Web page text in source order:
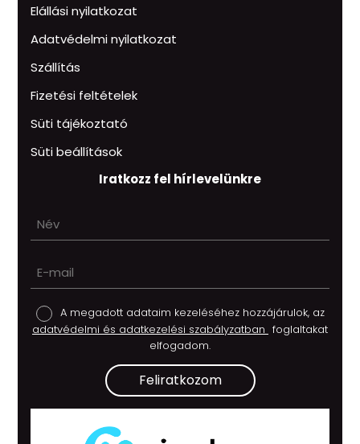
Elállási nyilatkozat
Adatvédelmi nyilatkozat
Szállítás
Fizetési feltételek
Süti tájékoztató
Süti beállítások
Iratkozz fel hírlevelünkre
A megadott adataim kezeléséhez hozzájárulok, az
adatvédelmi és adatkezelési szabályzatban foglaltakat
elfogadom.
Feliratkozom